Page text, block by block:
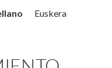
Cendea
Euskera